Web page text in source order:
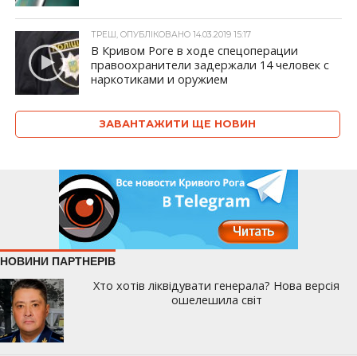
ТРЕШ, ОПУБЛІКОВАНО 14.03.2019 15:17
В Кривом Роге в ходе спецоперации
правоохранители задержали 14 человек с
наркотиками и оружием
ЗАВАНТАЖИТИ ЩЕ НОВИН